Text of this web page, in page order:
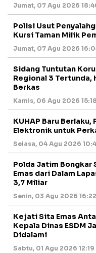
Jumat, 07 Agu 2026
Polisi Usut
Kursi Taman Milik
Jumat, 07 Agu 2026
Sidang Tuntutan
Regional 3 Tertunda,
Berkas
Kamis, 06 Agu 2026
KUHAP Baru Berlaku,
Elektronik untuk
Selasa, 04 Agu 2026
Polda Jatim Bongkar
Emas dari Dalam
3,7 Miliar
Senin, 03 Agu 2026
Kejati Sita Emas
Kepala Dinas ESDM
Didalami
Sabtu, 01 Agu 2026 12:19